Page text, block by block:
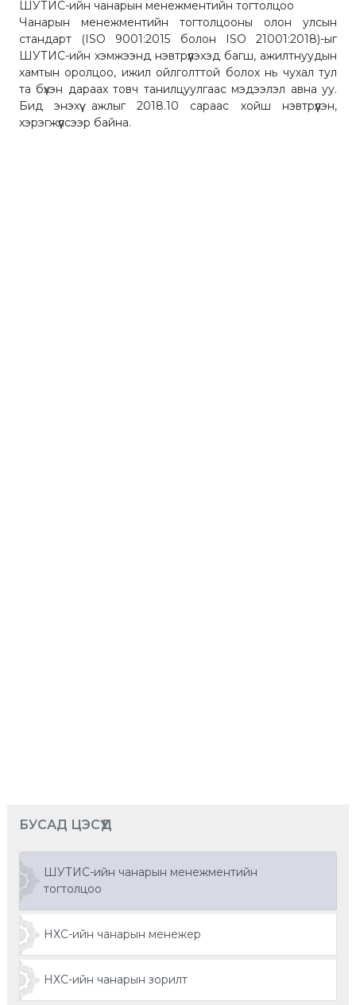
ШУТИС-ийн чанарын менежментийн тогтолцоо
Чанарын менежментийн тогтолцооны олон улсын
стандарт (ISO 9001:2015 болон ISO 21001:2018)-ыг
ШУТИС-ийн хэмжээнд нэвтрүүлэхэд багш, ажилтнуудын
хамтын оролцоо, ижил ойлголттой болох нь чухал тул
та бүхэн дараах товч танилцуулгаас мэдээлэл авна уу.
Бид энэхүү ажлыг 2018.10 сараас хойш нэвтрүүлэн,
хэрэгжүүлсээр байна.
БУСАД ЦЭСҮҮД
ШУТИС-ийн чанарын менежментийн
тогтолцоо
НХС-ийн чанарын менежер
НХС-ийн чанарын зорилт